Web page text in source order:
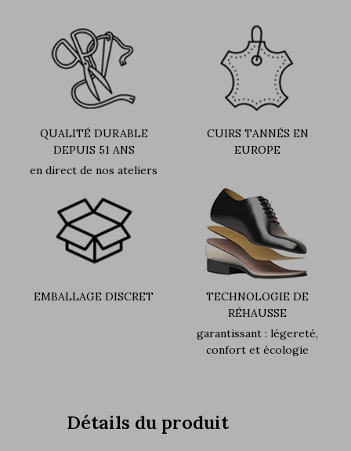
QUALITÉ DURABLE
DEPUIS 51 ANS
en direct de nos ateliers
CUIRS TANNÉS EN
EUROPE
EMBALLAGE DISCRET
TECHNOLOGIE DE
RÉHAUSSE
garantissant : légereté,
confort et écologie
Détails du produit